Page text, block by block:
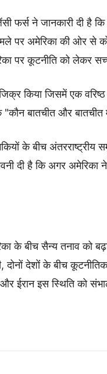
फर्स ने जानकारी दी है
पर अमेरिका की ओर से
पर कूटनीति को लेकर
किया जिसमें एक वरिष्ठ
"कौन बातचीत और
के बीच अंतरराष्ट्रीय
दी है कि अगर
बीच सैन्य तनाव को बढ़ा
देशों के बीच कूटनीतिक
ईरान इस स्थिति को